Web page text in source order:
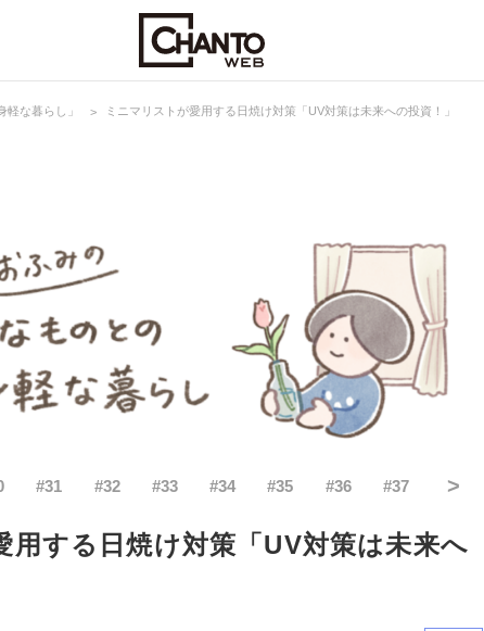
軽な暮らし」 ミニマリストが愛用する日焼け対策「UV対策は未来への投資！」
#31 #32 #33 #34 #35 #36 #37 >
用する日焼け対策「UV対策は未来へ